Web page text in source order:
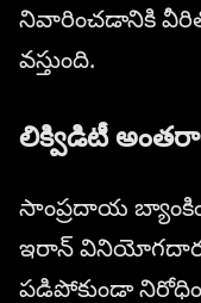
నివారించడానికి
వస్తుంది.
లిక్విడిటీ
సాంప్రదాయ
ఇరాన్
పడిపోకుండా